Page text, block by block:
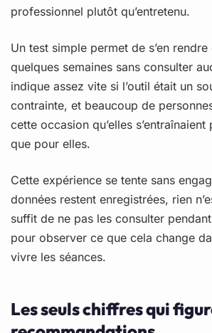
professionnel plutôt qu’entretenu.
Un test simple permet de s’en
quelques semaines sans consulter
indique assez vite si l’outil était un
contrainte, et beaucoup de
cette occasion qu’elles s’entraînaient
que pour elles.
Cette expérience se tente sans
données restent enregistrées, rien
suffit de ne pas les consulter
pour observer ce que cela change
vivre les séances.
Les seuls chiffres qui